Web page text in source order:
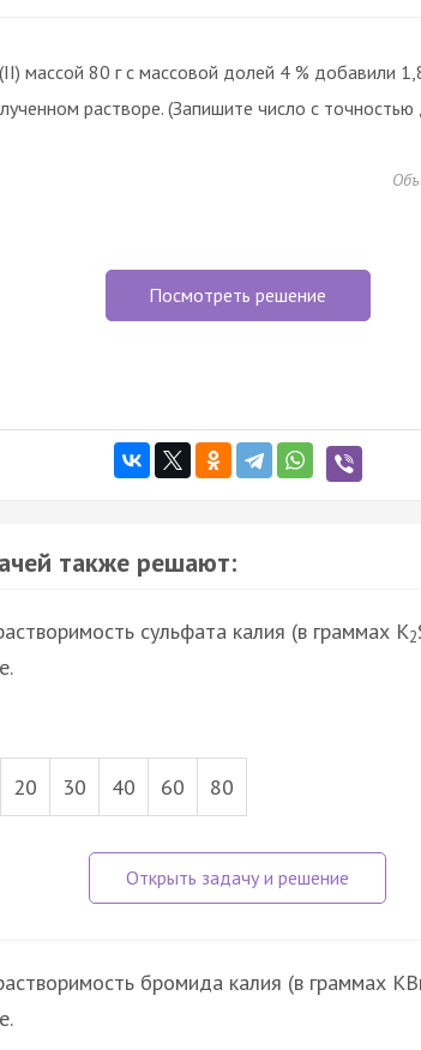
массой 80 г с массовой долей 4 % добавили
растворе. (Запишите число с точностью
Посмотреть решение
также решают:
сульфата калия (в граммах К2
20 30 40 60 80
бромида калия (в граммах